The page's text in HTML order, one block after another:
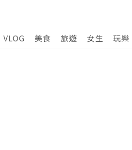
VLOG 美食 旅遊 女生 玩樂